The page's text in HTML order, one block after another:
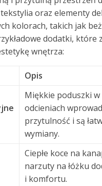
oraz elementy
kolorach, takich jak
dodatki, które
wnętrza:
Opis
Miękkie poduszki
odcieniach
przytulność i są
wymiany.
Ciepłe koce na
narzuty na łóżku
i komfortu.